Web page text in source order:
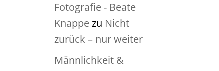
Fotografie - Beate
Knappezu Nicht
zurück – nur weiter
Männlichkeit &